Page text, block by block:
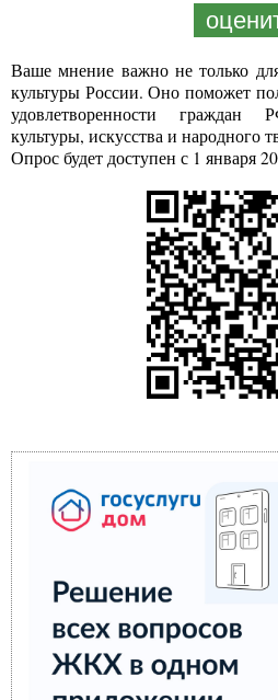
Ваше мнение важно не только
культуры России. Оно поможет
удовлетворенности граждан
культуры, искусства и народного
Опрос будет доступен с 1 января